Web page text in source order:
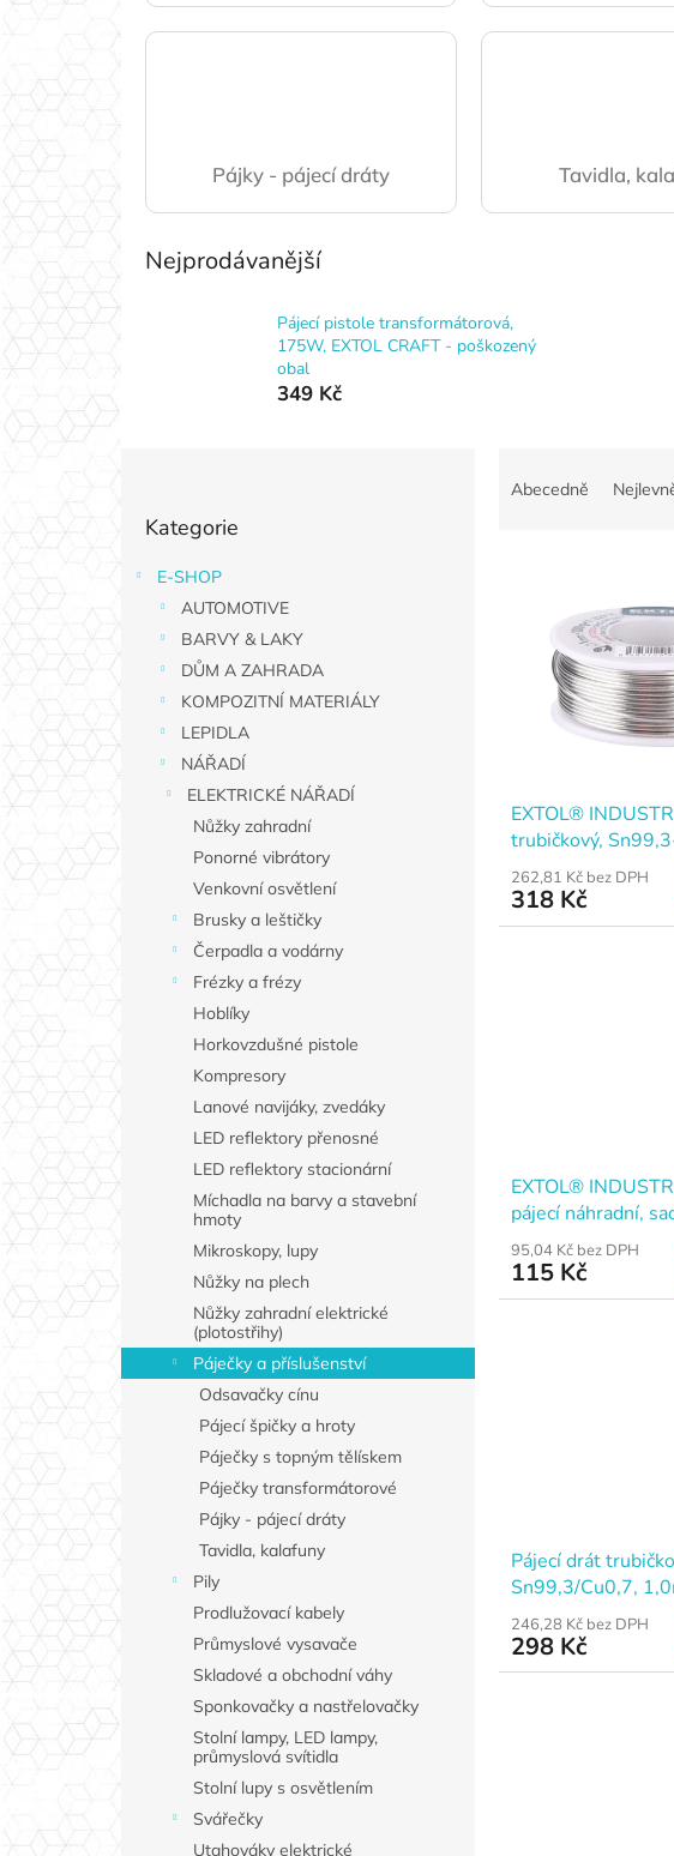
Pájky - pájecí dráty Tavidla,
Nejprodávanější
Pájecí pistole transformátorová,
175W, EXTOL CRAFT - poškozený
obal
349 Kč
n
n
e
kategorie
Kategorie
E-SHOP
AUTOMOTIVE
BARVY & LAKY
DŮM A ZAHRADA
KOMPOZITNÍ MATERIÁLY
LEPIDLA
NÁŘADÍ
ELEKTRICKÉ NÁŘADÍ
Nůžky zahradní
Ponorné vibrátory
Venkovní osvětlení
Brusky a leštičky
Čerpadla a vodárny
Frézky a frézy
Hoblíky
Horkovzdušné pistole
Kompresory
Lanové navijáky, zvedáky
LED reflektory přenosné
LED reflektory stacionární
Míchadla na barvy a stavební
hmoty
Mikroskopy, lupy
Nůžky na plech
Nůžky zahradní elektrické
(plotostřihy)
Páječky a příslušenství
Odsavačky cínu
Pájecí špičky a hroty
Páječky s topným tělískem
Páječky transformátorové
Pájky - pájecí dráty
Tavidla, kalafuny
Pily
Prodlužovací kabely
Průmyslové vysavače
Skladové a obchodní váhy
Sponkovačky a nastřelovačky
Stolní lampy, LED lampy,
průmyslová svítidla
Stolní lupy s osvětlením
Svářečky
Utahováky elektrické
Abecedně
EXTOL®
trubičkový,
mm, 100 g
262,81 Kč bez DPH
318 Kč
EXTOL®
pájecí náhradní,
8794520
95,04 Kč bez DPH
115 Kč
Pájecí drát
Sn99,3/Cu0,7,
FESTA
246,28 Kč bez DPH
298 Kč